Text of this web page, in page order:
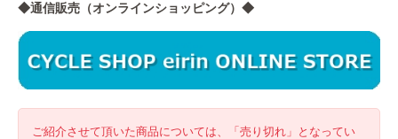
◆通信販売（オンラインショッピング）◆
ご紹介させて頂いた商品については、「売り切れ」となってい